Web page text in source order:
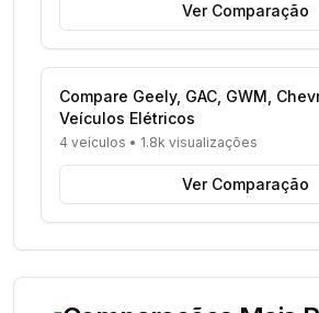
Ver Comparação
Compare Geely, GAC, GWM,
Veículos Elétricos
4 veículos • 1.8k visualizações
Ver Comparação